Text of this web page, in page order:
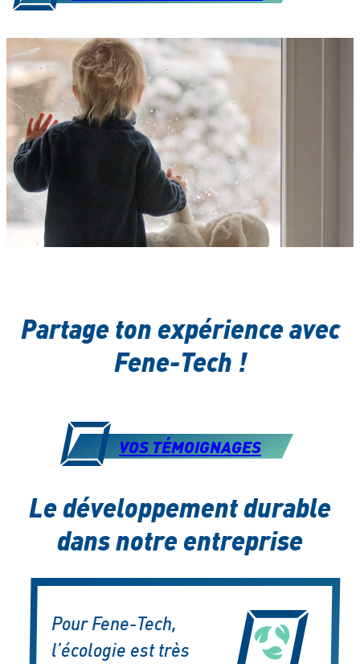
Partage ton expérience avec
Fene-Tech !
VOS TÉMOIGNAGES
Le développement durable
dans notre entreprise
Pour Fene-Tech,
l’écologie est très